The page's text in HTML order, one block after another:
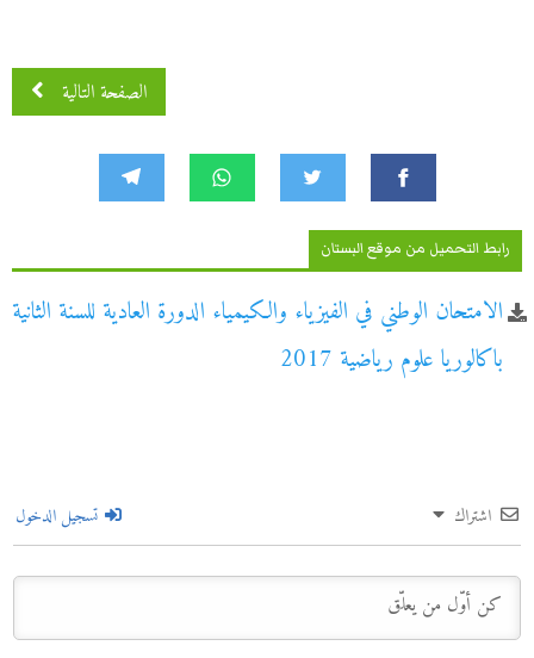
الصفحة التالية
رابط التحميل من موقع البستان
الامتحان الوطني في الفيزياء والكيمياء الدورة العادية للسنة الثانية
باكالوريا علوم رياضية 2017
اشتراك تسجيل الدخول